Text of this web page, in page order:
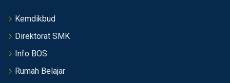
Kemdikbud
Direktorat SMK
Info BOS
Rumah Belajar